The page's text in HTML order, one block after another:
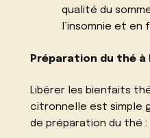
qualité du
l’insomnie et en
Préparation du thé à
Libérer les bienfaits
citronnelle est simple
de préparation du thé :